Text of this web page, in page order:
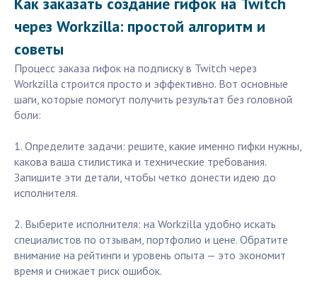
через Workzilla: простой алгоритм и
советы
Процесс заказа гифок на подписку в Twitch через
Workzilla строится просто и эффективно. Вот основные
шаги, которые помогут получить результат без головной
боли:
1. Определите задачи: решите, какие именно гифки нужны,
какова ваша стилистика и технические требования.
Запишите эти детали, чтобы четко донести идею до
исполнителя.
2. Выберите исполнителя: на Workzilla удобно искать
специалистов по отзывам, портфолио и цене. Обратите
внимание на рейтинги и уровень опыта — это экономит
время и снижает риск ошибок.